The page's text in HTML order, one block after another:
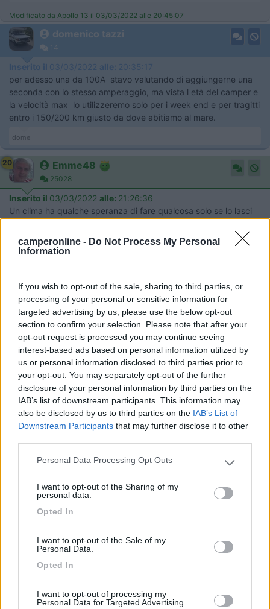
camperonline - Do Not Process My Personal
Information
If you wish to opt-out of the sale, sharing to third parties, or
processing of your personal or sensitive information for
targeted advertising by us, please use the below opt-out
section to confirm your selection. Please note that after your
opt-out request is processed you may continue seeing
interest-based ads based on personal information utilized by
us or personal information disclosed to third parties prior to
your opt-out. You may separately opt-out of the further
disclosure of your personal information by third parties on the
IAB’s list of downstream participants. This information may
also be disclosed by us to third parties on the IAB’s List of
Downstream Participants that may further disclose it to other
Please note that this website/app uses one or more Google
not limited to your visit or usage behaviour. You may click to
grant or deny consent to Google and its third-party tags to
use your data for below specified purposes in below Google
Personal Data Processing Opt Outs
I want to opt-out of the Sharing of my
personal data.
Opted In
I want to opt-out of the Sale of my
Personal Data.
Opted In
I want to opt-out of processing my
Personal Data for Targeted Advertising.
Modificato da Apollo 13 il 03/03/2022 alle 20:45:07
domenico tazzi
14
Inserito il 03/03/2022 alle: 20:35:17
per adesso una da 100A stavo valutando di aggiungerne una
seconda con lo stesso amperaggio, ma vista l età del camper e
la velocità max lo utilizzeremo solo per i week end e per tragitti
entro i 150/200 km giusto da dove abitiamo al mare.
dome
20 Emme48
25028
Inserito il 03/03/2022 alle: 21:26:36
Un clima ha qualche speranza di fare qualcosa solo se lo lasci
Marco.
Marco
http://www.m48.it
Laikone
20535
Inserito il03/03/2022 alle:21:28:55
In risposta al messaggio didomenico tazzidel03/03/2022alle
19:46:01
Ciao a tutti, scrivo adesso perche sono andato a verificare la sezione del
cavo, vi rispondo in un unico messaggio partendo da: sezione cavo che
arriva alla morsettiera ( diametro con guaina 11mm) presumo una
...
Un cavo che misura circa 11mm con inclusa la guaina è un cavo
spessore dell'isolante sia maggiore rispetto a quelli di ultima
detto questo, 3.5/4m di lunghezza mi sembrano esagerati per
un assorbimento di 1500W con una sezione così modesta, oltre
inesperta monterebbe 1500W di inverter con cavi lunghi
3,5/4m aventi una sezione così irrisoria.